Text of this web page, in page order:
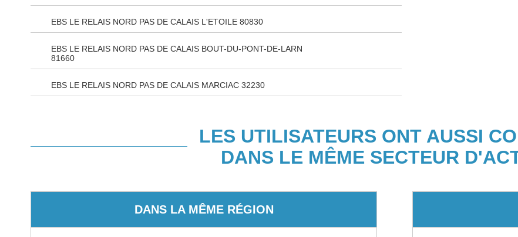
EBS LE RELAIS NORD PAS DE CALAIS L'ETOILE 80830
EBS LE RELAIS NORD PAS DE CALAIS BOUT-DU-PONT-DE-LARN
81660
EBS LE RELAIS NORD PAS DE CALAIS MARCIAC 32230
LES UTILISATEURS ONT AUSSI
DANS LE MÊME SECTEUR
DANS LA MÊME RÉGION